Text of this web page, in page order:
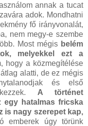
annak a tucat
adok. Mondhatni
fő irányvonalát,
nem megy-e szembe
Most mégis belém
melyekkel ezt a
hogy a közmegítélése
alatti, de ez mégis
és első
A történet
egy hatalmas fricska
is nagy szerepet kap,
emberek úgy törünk